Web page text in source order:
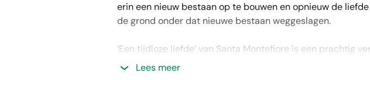
erin een nieuw bestaan op te bouwen en opnieuw de
de grond onder dat nieuwe bestaan weggeslagen.
‘Een tijdloze liefde’ van Santa Montefiore is een prachtig
eeuwigdurende. Liefde, haat, verdriet en jaloezie; het
Lees meer